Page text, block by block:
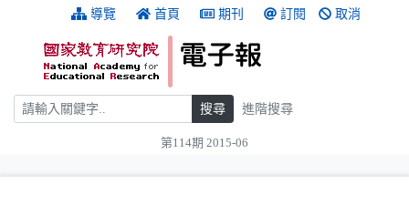
跳到主要內容 導覽 首頁 期刊 訂閱 取消
搜尋 搜尋 進階搜尋
第114期 2015-06